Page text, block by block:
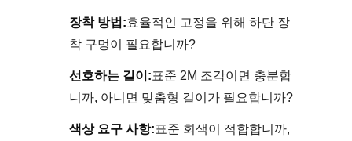
장착 방법:효율적인 고정을 위해 하단 장
착 구멍이 필요합니까?
선호하는 길이:표준 2M 조각이면 충분합
니까, 아니면 맞춤형 길이가 필요합니까?
색상 요구 사항:표준 회색이 적합합니까,